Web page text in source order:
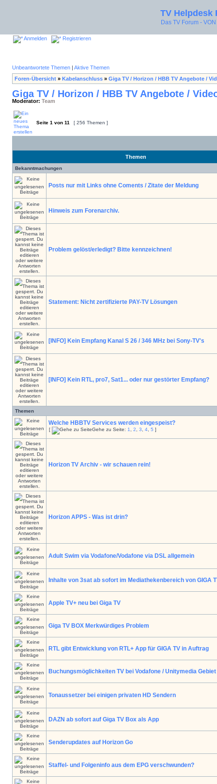
TV Helpdesk
Das TV Forum -
Anmelden Registrieren
Unbeantwortete Themen | Aktive Themen
Foren-Übersicht » Kabelanschluss » Giga TV / Horizon / HBB TV Angebote /
Giga TV / Horizon / HBB TV Angebote /
Moderator: Team
Seite 1 von 11 [ 256 Themen ]
Themen
Bekanntmachungen
Posts nur mit Links ohne Coments / Zitate der Meldung
Hinweis zum Forenarchiv.
Problem gelöst/erledigt? Bitte kennzeichnen!
Statement: Nicht zertifizierte PAY-TV Lösungen
[INFO] Kein Empfang Kanal S 26 / 346 MHz bei Sony-TV's
[INFO] Kein RTL, pro7, Sat1... oder nur gestörter Empfang?
Themen
Welche HBBTV Services werden eingespeist?
[ Gehe zu Seite: 1 2 3 4 5 ]
Horizon TV Archiv - wir schauen rein!
Horizon APPS - Was ist drin?
Adult Swim via Vodafone/Vodafone via DSL allgemein
Inhalte von 3sat ab sofort im Mediathekenbereich von GIGA
Apple TV+ neu bei Giga TV
Giga TV BOX Merkwürdiges Problem
RTL gibt Entwicklung von RTL+ App für GIGA TV in Auftrag
Buchungsmöglichkeiten TV bei Vodafone / Unitymedia Gebiet
Tonaussetzer bei einigen privaten HD Sendern
DAZN ab sofort auf Giga TV Box als App
Senderupdates auf Horizon Go
Staffel- und Folgeninfo aus dem EPG verschwunden?